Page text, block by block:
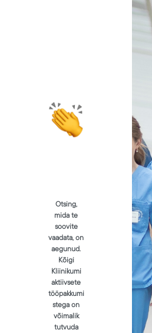
Otsing,
mida te
soovite
vaadata, on
aegunud.
Kõigi
Kliinikumi
aktiivsete
tööpakkumi
stega on
võimalik
tutvuda